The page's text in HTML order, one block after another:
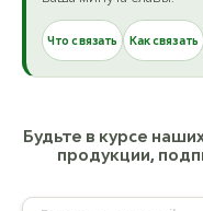
Что связать Как связать
Будьте в курсе
продукции,